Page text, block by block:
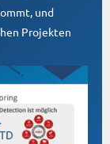
und
Projekten